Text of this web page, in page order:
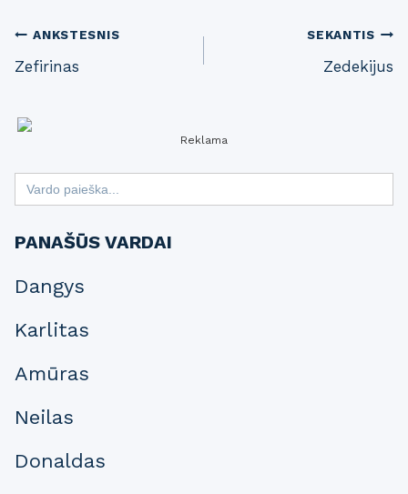
Post
navigation
ANKSTESNIS
Zefirinas
SEKANTIS
Zedekijus
Reklama
Search
for:
PANAŠŪS VARDAI
Dangys
Karlitas
Amūras
Neilas
Donaldas